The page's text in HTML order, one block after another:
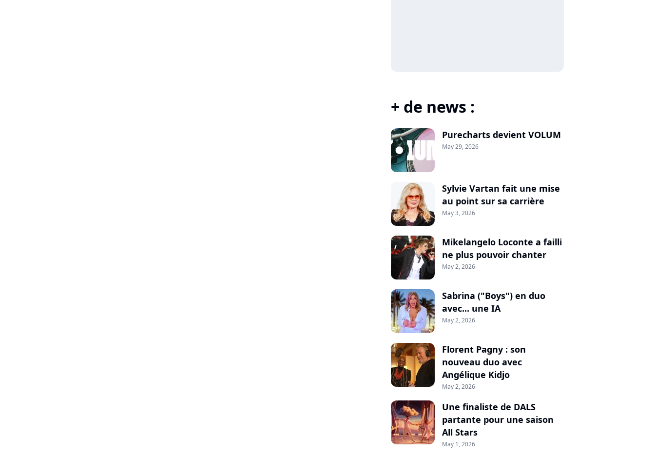
+ de news :
Purecharts devient VOLUM
May 29, 2026
Sylvie Vartan fait une mise
au point sur sa carrière
May 3, 2026
Mikelangelo Loconte a failli
ne plus pouvoir chanter
May 2, 2026
Sabrina ("Boys") en duo
avec... une IA
May 2, 2026
Florent Pagny : son
nouveau duo avec
Angélique Kidjo
May 2, 2026
Une finaliste de DALS
partante pour une saison
All Stars
May 1, 2026